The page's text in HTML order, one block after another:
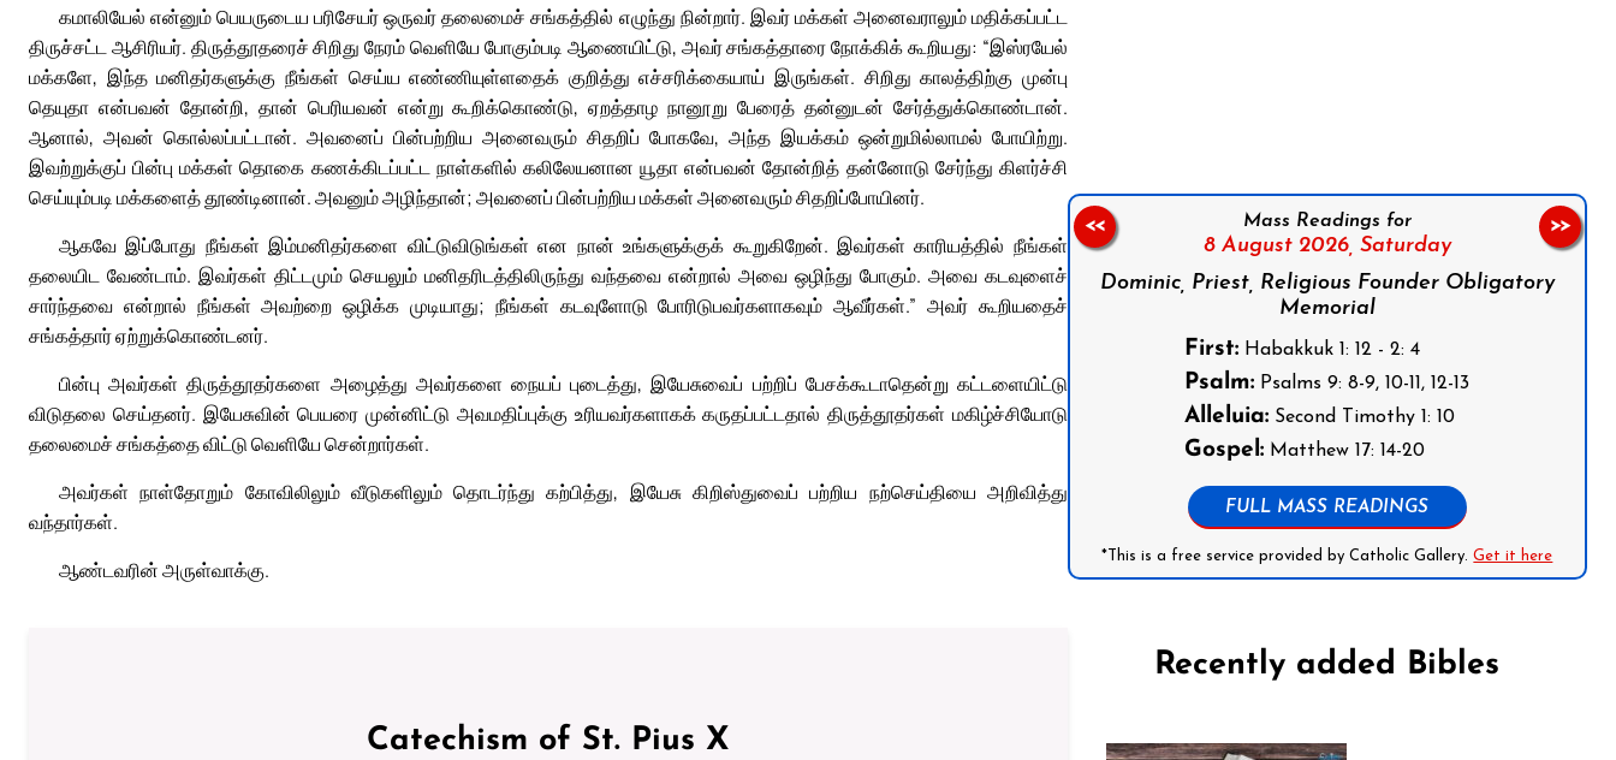
கமாலியேல் என்னும் பெயருடைய பரிசேயர் ஒருவர் தலைமைச் சங்கத்தில் எழுந்து நின்றார். இவர் மக்கள் அனைவராலும் மதிக்கப்பட்ட
திருச்சட்ட ஆசிரியர். திருத்தூதரைச் சிறிது நேரம் வெளியே போகும்படி ஆணையிட்டு, அவர் சங்கத்தாரை நோக்கிக் கூறியது: “இஸ்ரயேல்
மக்களே, இந்த மனிதர்களுக்கு நீங்கள் செய்ய எண்ணியுள்ளதைக் குறித்து எச்சரிக்கையாய் இருங்கள். சிறிது காலத்திற்கு முன்பு
தெயுதா என்பவன் தோன்றி, தான் பெரியவன் என்று கூறிக்கொண்டு, ஏறத்தாழ நானூறு பேரைத் தன்னுடன் சேர்த்துக்கொண்டான்.
ஆனால், அவன் கொல்லப்பட்டான். அவனைப் பின்பற்றிய அனைவரும் சிதறிப் போகவே, அந்த இயக்கம் ஒன்றுமில்லாமல் போயிற்று.
இவற்றுக்குப் பின்பு மக்கள் தொகை கணக்கிடப்பட்ட நாள்களில் கலிலேயனான யூதா என்பவன் தோன்றித் தன்னோடு சேர்ந்து கிளர்ச்சி
செய்யும்படி மக்களைத் தூண்டினான். அவனும் அழிந்தான்; அவனைப் பின்பற்றிய மக்கள் அனைவரும் சிதறிப்போயினர்.
ஆகவே இப்போது நீங்கள் இம்மனிதர்களை விட்டுவிடுங்கள் என நான் உங்களுக்குக் கூறுகிறேன். இவர்கள் காரியத்தில் நீங்கள்
தலையிட வேண்டாம். இவர்கள் திட்டமும் செயலும் மனிதரிடத்திலிருந்து வந்தவை என்றால் அவை ஒழிந்து போகும். அவை கடவுளைச்
சார்ந்தவை என்றால் நீங்கள் அவற்றை ஒழிக்க முடியாது; நீங்கள் கடவுளோடு போரிடுபவர்களாகவும் ஆவீர்கள்.” அவர் கூறியதைச்
சங்கத்தார் ஏற்றுக்கொண்டனர்.
பின்பு அவர்கள் திருத்தூதர்களை அழைத்து அவர்களை நையப் புடைத்து, இயேசுவைப் பற்றிப் பேசக்கூடாதென்று கட்டளையிட்டு
விடுதலை செய்தனர். இயேசுவின் பெயரை முன்னிட்டு அவமதிப்புக்கு உரியவர்களாகக் கருதப்பட்டதால் திருத்தூதர்கள் மகிழ்ச்சியோடு
தலைமைச் சங்கத்தை விட்டு வெளியே சென்றார்கள்.
அவர்கள் நாள்தோறும் கோவிலிலும் வீடுகளிலும் தொடர்ந்து கற்பித்து, இயேசு கிறிஸ்துவைப் பற்றிய நற்செய்தியை அறிவித்து
வந்தார்கள்.
ஆண்டவரின் அருள்வாக்கு.
Catechism of St. Pius X
Follow us on Facebook
Mass Readings for
8 August 2026, Saturday
Dominic, Priest, Religious Founder Obligatory
Memorial
First: Habakkuk 1: 12 - 2: 4
Psalm: Psalms 9: 8-9, 10-11, 12-13
Alleluia: Second Timothy 1: 10
Gospel: Matthew 17: 14-20
FULL MASS READINGS
*This is a free service provided by Catholic Gallery.Get it here
<< >>
Recently added Bibles